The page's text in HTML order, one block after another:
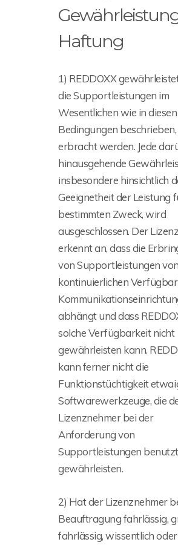
Haftung
1) REDDOXX
die Supportleistungen im
Wesentlichen wie in diesen
Bedingungen beschrieben,
erbracht werden. Jede
hinausgehende
insbesondere hinsichtlich
Geeignetheit der Leistung
bestimmten Zweck, wird
ausgeschlossen. Der
erkennt an, dass die
von Supportleistungen
kontinuierlichen
abhängt und dass
solche Verfügbarkeit nicht
gewährleisten kann.
kann ferner nicht die
Funktionstüchtigkeit
Softwarewerkzeuge, die
Lizenznehmer bei der
Anforderung von
Supportleistungen
gewährleisten.
2) Hat der Lizenznehmer
Beauftragung fahrlässig,
fahrlässig, wissentlich oder